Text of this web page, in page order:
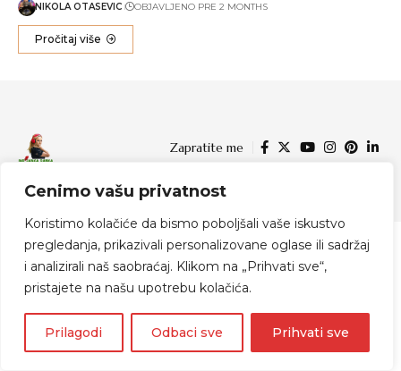
Cenimo vašu privatnost
Koristimo kolačiće da bismo poboljšali vaše iskustvo
pregledanja, prikazivali personalizovane oglase ili sadržaj
i analizirali naš saobraćaj. Klikom na „Prihvati sve“,
pristajete na našu upotrebu kolačića.
Prilagodi Odbaci sve Prihvati sve
NIKOLA OTASEVIC OBJAVLJENO PRE 2 MONTHS
Pročitaj više
Zapratite me
© 2024 Indijanka Danka